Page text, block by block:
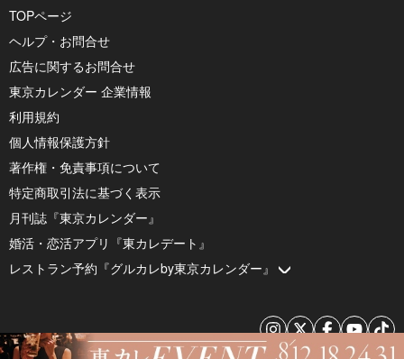
TOPページ
ヘルプ・お問合せ
広告に関するお問合せ
東京カレンダー 企業情報
利用規約
個人情報保護方針
著作権・免責事項について
特定商取引法に基づく表示
月刊誌『東京カレンダー』
婚活・恋活アプリ『東カレデート』
レストラン予約『グルカレby東京カレンダー』
© 2026 by Tokyo Calendar, Inc.